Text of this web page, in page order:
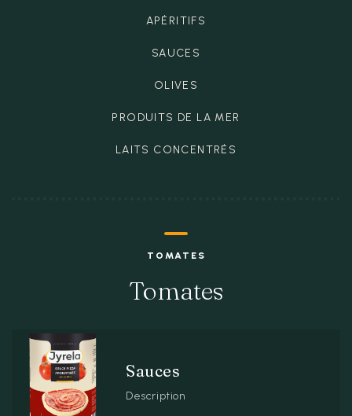
APÉRITIFS
SAUCES
OLIVES
PRODUITS DE LA MER
LAITS CONCENTRÉS
TOMATES
Tomates
Sauces
Description